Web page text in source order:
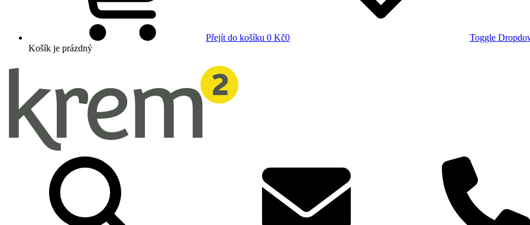
Přejít do košíku 0 Kč0
Toggle
Košík je prázdný